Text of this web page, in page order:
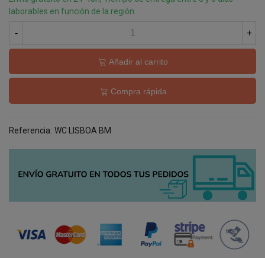
laborables en función de la región.
- +
Añadir al carrito
Compra rápida
Referencia: WC LISBOA BM